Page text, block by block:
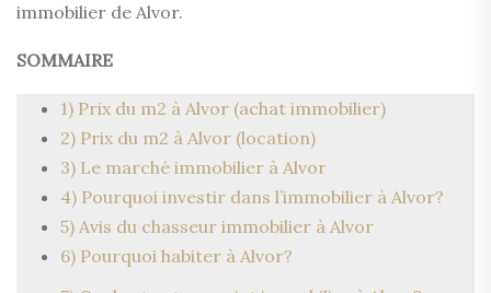
immobilier de Alvor.
SOMMAIRE
1) Prix du m2 à Alvor (achat immobilier)
2) Prix du m2 à Alvor (location)
3) Le marché immobilier à Alvor
4) Pourquoi investir dans l’immobilier à Alvor?
5) Avis du chasseur immobilier à Alvor
6) Pourquoi habiter à Alvor?